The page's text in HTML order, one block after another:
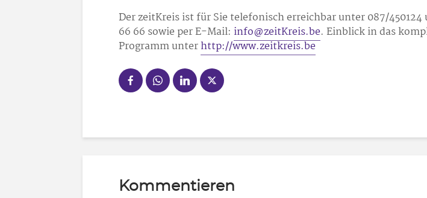
Der zeitKreis ist für Sie telefonisch erreichbar unter 087/450124
66 66 sowie per E-Mail: info@zeitKreis.be. Einblick in das
Programm unterhttp://www.zeitkreis.be
Kommentieren